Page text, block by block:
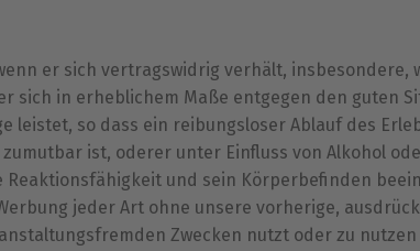
er sich vertragswidrig verhält, insbesondere,
in erheblichem Maße entgegen den guten
leistet, so dass ein reibungsloser Ablauf des
ist, oderer unter Einfluss von Alkohol
und sein Körperbefinden
jeder Art ohne unsere vorherige,
Zwecken nutzt oder zu nutzen